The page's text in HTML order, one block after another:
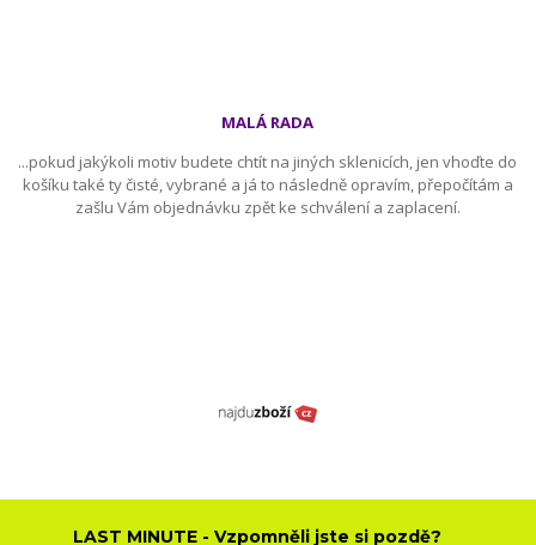
MALÁ RADA
...pokud jakýkoli motiv budete chtít na jiných sklenicích, jen vhoďte do
košíku také ty čisté, vybrané a já to následně opravím, přepočítám a
zašlu Vám objednávku zpět ke schválení a zaplacení.
LAST MINUTE - Vzpomněli jste si pozdě?